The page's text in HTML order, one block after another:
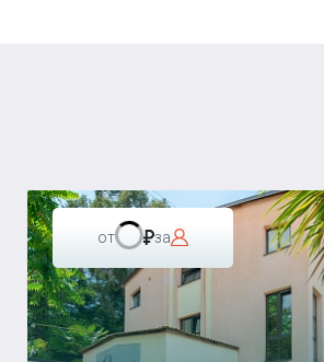
от за